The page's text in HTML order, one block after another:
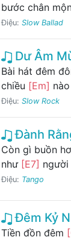
bước chân
Điệu: Slow Ballad
Dư Âm
Bài hát đêm
chiều [Em] nào
Điệu: Slow Rock
Đành
Còn gì buồn
như [E7] người
Điệu: Tango
Đêm Kỷ
Tiền đồn đêm